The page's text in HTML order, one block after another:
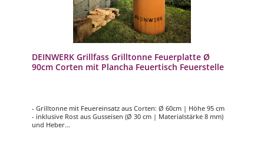
DEINWERK Grillfass Grilltonne Feuerplatte Ø
90cm Corten mit Plancha Feuertisch Feuerstelle
- Grilltonne mit Feuereinsatz aus Corten: Ø 60cm | Höhe 95 cm
- inklusive Rost aus Gusseisen (Ø 30 cm | Materialstärke 8 mm)
und Heber